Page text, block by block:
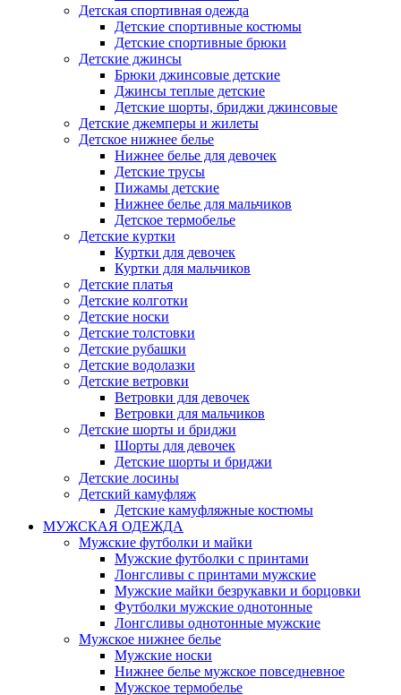
Детская спортивная одежда
Детские спортивные костюмы
Детские спортивные брюки
Детские джинсы
Брюки джинсовые детские
Джинсы теплые детские
Детские шорты, бриджи джинсовые
Детские джемперы и жилеты
Детское нижнее белье
Нижнее белье для девочек
Детские трусы
Пижамы детские
Нижнее белье для мальчиков
Детское термобелье
Детские куртки
Куртки для девочек
Куртки для мальчиков
Детские платья
Детские колготки
Детские носки
Детские толстовки
Детские рубашки
Детские водолазки
Детские ветровки
Ветровки для девочек
Ветровки для мальчиков
Детские шорты и бриджи
Шорты для девочек
Детские шорты и бриджи
Детские лосины
Детский камуфляж
Детские камуфляжные костюмы
МУЖСКАЯ ОДЕЖДА
Мужские футболки и майки
Мужские футболки с принтами
Лонгсливы с принтами мужские
Мужские майки безрукавки и борцовки
Футболки мужские однотонные
Лонгсливы однотонные мужские
Мужское нижнее белье
Мужские носки
Нижнее белье мужское повседневное
Мужское термобелье